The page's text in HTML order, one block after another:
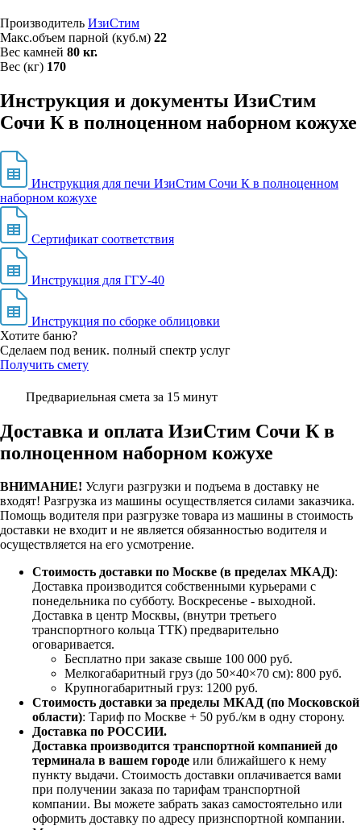
Производитель ИзиСтим
Макс.объем парной (куб.м) 22
Вес камней 80 кг.
Вес (кг) 170
Инструкция и документы ИзиСтим
Сочи К в полноценном наборном кожухе
Инструкция для печи ИзиСтим Сочи К в полноценном
наборном кожухе
Сертификат соответствия
Инструкция для ГГУ-40
Инструкция по сборке облицовки
Хотите баню?
Сделаем под веник. полный спектр услуг
Получить смету
Предвариельная смета за 15 минут
Доставка и оплата ИзиСтим Сочи К в
полноценном наборном кожухе
ВНИМАНИЕ! Услуги разгрузки и подъема в доставку не
входят! Разгрузка из машины осуществляется силами заказчика.
Помощь водителя при разгрузке товара из машины в стоимость
доставки не входит и не является обязанностью водителя и
осуществляется на его усмотрение.
Стоимость доставки по Москве (в пределах МКАД):
Доставка производится собственными курьерами с
понедельника по субботу. Воскресенье - выходной.
Доставка в центр Москвы, (внутри третьего
транспортного кольца ТТК) предварительно
оговаривается.
Бесплатно при заказе свыше 100 000 руб.
Мелкогабаритный груз (до 50×40×70 см): 800 руб.
Крупногабаритный груз: 1200 руб.
Стоимость доставки за пределы МКАД (по Московской
области): Тариф по Москве + 50 руб./км в одну сторону.
Доставка по РОССИИ.
Доставка производится транспортной компанией до
терминала в вашем городе или ближайшего к нему
пункту выдачи. Стоимость доставки оплачивается вами
при получении заказа по тарифам транспортной
компании. Вы можете забрать заказ самостоятельно или
оформить доставку по адресу признспортной компании.